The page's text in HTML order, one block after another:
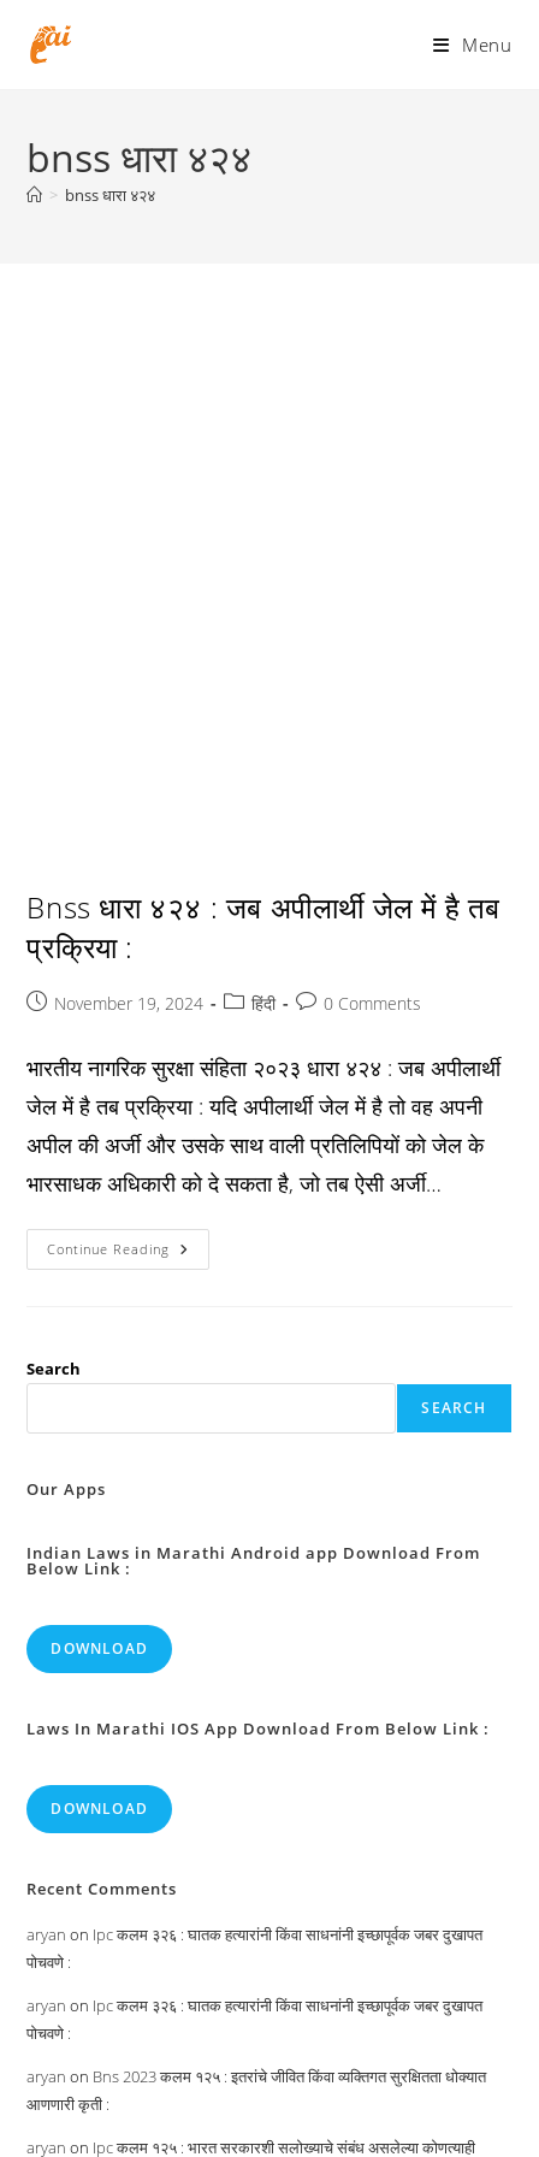
Menu
bnss धारा ४२४
> bnss धारा ४२४
Bnss धारा ४२४ : जब अपीलार्थी जेल में है तब
प्रक्रिया :
PostNovember 19, 2024
Postहिंदी
Post0 Comments
भारतीय नागरिक सुरक्षा संहिता २०२३ धारा ४२४ : जब अपीलार्थी
जेल में है तब प्रक्रिया : यदि अपीलार्थी जेल में है तो वह अपनी
अपील की अर्जी और उसके साथ वाली प्रतिलिपियों को जेल के
भारसाधक अधिकारी को दे सकता है, जो तब ऐसी अर्जी…
Continue Reading Bnss
धारा
है
:
Search
SEARCH
Our Apps
Indian Laws in Marathi Android app Download From
Below Link :
DOWNLOAD
Laws In Marathi IOS App Download From Below Link :
DOWNLOAD
Recent Comments
aryan on Ipc कलम ३२६ : घातक हत्यारांनी किंवा साधनांनी इच्छापूर्वक जबर दुखापत
पोचवणे :
aryan on Ipc कलम ३२६ : घातक हत्यारांनी किंवा साधनांनी इच्छापूर्वक जबर दुखापत
पोचवणे :
aryan on Bns 2023 कलम १२५ : इतरांचे जीवित किंवा व्यक्तिगत सुरक्षितता धोक्यात
आणणारी कृती :
aryan on Ipc कलम १२५ : भारत सरकारशी सलोख्याचे संबंध असलेल्या कोणत्याही